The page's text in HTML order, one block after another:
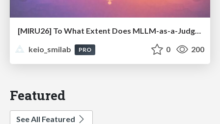
[MIRU26] To What Extent Does MLLM-as-a-Judge Exhibit Cross-Model Preference Bias?
keio_smilab
PRO 0 200
Featured
See All Featured